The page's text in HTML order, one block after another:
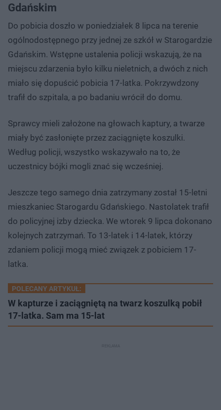
Gdańskim
Do pobicia doszło w poniedziałek 8 lipca na terenie
ogólnodostępnego przy jednej ze szkół w Starogardzie
Gdańskim. Wstępne ustalenia policji wskazują, że na
miejscu zdarzenia było kilku nieletnich, a dwóch z nich
miało się dopuścić pobicia 17-latka. Pokrzywdzony
trafił do szpitala, a po badaniu wrócił do domu.
Sprawcy mieli założone na głowach kaptury, a twarze
miały być zasłonięte przez zaciągnięte koszulki.
Według policji, wszystko wskazywało na to, że
uczestnicy bójki mogli znać się wcześniej.
Jeszcze tego samego dnia zatrzymany został 15-letni
mieszkaniec Starogardu Gdańskiego. Nastolatek trafił
do policyjnej izby dziecka. We wtorek 9 lipca dokonano
kolejnych zatrzymań. To 13-latek i 14-latek, którzy
zdaniem policji mogą mieć związek z pobiciem 17-
latka.
POLECANY ARTYKUŁ:
W kapturze i zaciągniętą na twarz koszulką pobił
17-latka. Sam ma 15-lat